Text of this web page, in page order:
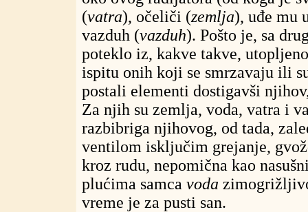
(vatra), očeliči (zemlja), uđe mu
vazduh (vazduh). Pošto je, sa
poteklo iz, kakve takve,
ispitu onih koji se smrzavaju ili
postali elementi dostigavši
Za njih su zemlja, voda, vatra i
razbibriga njihovog, od tada,
ventilom isključim grejanje,
kroz rudu, nepomična kao
plućima samca voda
vreme je za pusti san.